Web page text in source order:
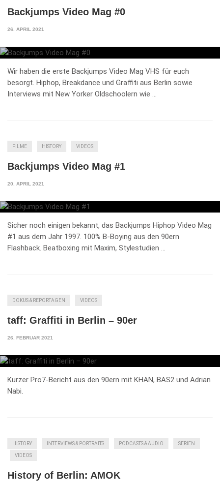
Backjumps Video Mag #0
26. APRIL 2021
Wir haben die erste Backjumps Video Mag VHS für euch
besorgt. Hiphop, Breakdance und Graffiti aus Berlin sowie
Interviews mit New Yorker Oldschoolern wie …
FILME HISTORY VIDEOS
Backjumps Video Mag #1
20. APRIL 2021
Sicher noch einigen bekannt, das Backjumps Hiphop Video Mag
#1 aus dem Jahr 1997. 100% B-Boying aus den 90ern
Flashback. Beatboxing mit Maxim, Stylestudien …
DOKUS & REPORTAGEN VIDEOS
taff: Graffiti in Berlin – 90er
26. FEBRUAR 2021
Kurzer Pro7-Bericht aus den 90ern mit KHAN, BAS2 und Adrian
Nabi.
HISTORY INTERVIEWS & PORTRAITS PODCASTS & AUDIO SERIEN
VIDEOS
History of Berlin: AMOK